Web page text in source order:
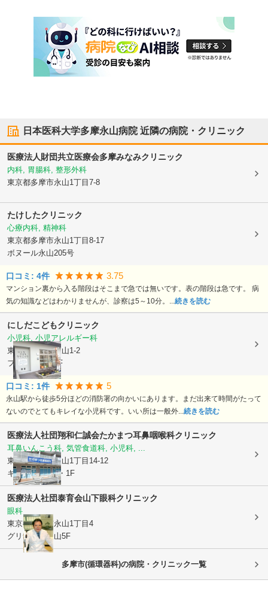
日本医科大学多摩永山病院近隣の病院・クリニック
医療法人財団共立医療会多摩みなみクリニック
内科, 胃腸科, 整形外科
東京都多摩市永山1丁目7-8
たけしたクリニック
心療内科, 精神科
東京都多摩市永山1丁目8-17
ボヌール永山205号
口コミ: 4件 3.75
マンション裏から入る階段はそこまで急では無いです。表の階段は急です。 病
気の知識などはわかりませんが、診察は5～10分。... 続きを読む
にしだこどもクリニック
小児科, 小児アレルギー科
東京都多摩市永山1-2
フローラ永山1F
口コミ: 1件 5
永山駅から徒歩5分ほどの消防署の向かいにあります。まだ出来て時間がたって
ないのでとてもキレイな小児科です。いい所は一般外... 続きを読む
医療法人社団翔和仁誠会たかまつ耳鼻咽喉科クリニック
耳鼻いんこう科, 気管食道科, 小児科, ...
東京都多摩市永山1丁目14-12
キャスケード1・1F
医療法人社団泰育会山下眼科クリニック
眼科
東京都多摩市永山1丁目4
グリナード永山5F
多摩市(循環器科)の病院・クリニック一覧